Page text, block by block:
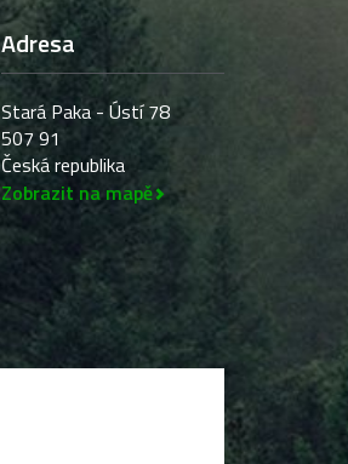
Adresa
Stará Paka - Ústí 78
507 91
Česká republika
Zobrazit na mapě